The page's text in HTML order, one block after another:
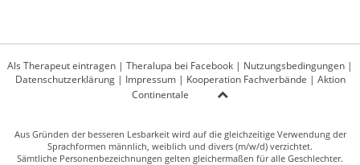
Als Therapeut eintragen | Theralupa bei Facebook | Nutzungsbedingungen |
Datenschutzerklärung| Impressum| Kooperation Fachverbände | Aktion
Continentale
Aus Gründen der besseren Lesbarkeit wird auf die gleichzeitige Verwendung der
Sprachformen männlich, weiblich und divers (m/w/d) verzichtet.
Sämtliche Personenbezeichnungen gelten gleichermaßen für alle Geschlechter.